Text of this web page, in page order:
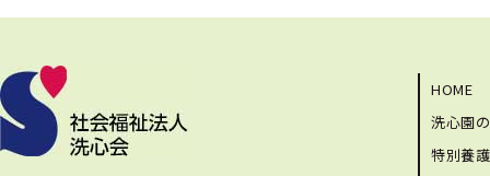
HOME
洗心園
特別養